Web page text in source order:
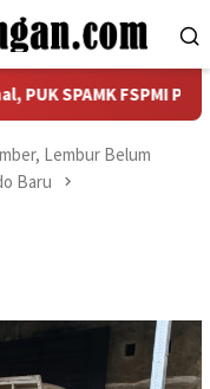
FSPMI PT
Lembur Belum
Baru